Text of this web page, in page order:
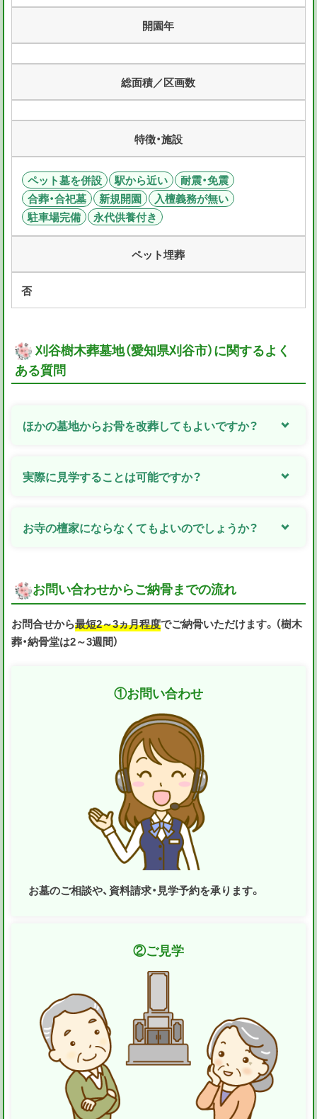
開園年
総面積／区画数
特徴・施設
ペット墓を併設 駅から近い
耐震・免震
合葬・合祀墓
新規開園
入檀義務が無い
駐車場完備
永代供養付き
ペット埋葬
否
刈谷樹木葬墓地（愛知県刈谷市）に関するよく
ある質問
ほかの墓地からお骨を改葬してもよいですか？
実際に見学することは可能ですか？
お寺の檀家にならなくてもよいのでしょうか？
お問い合わせからご納骨までの流れ
お問合せから最短2～3ヵ月程度でご納骨いただけます。（樹木
葬・納骨堂は2～3週間）
①お問い合わせ
お墓のご相談や、資料請求・見学予約を承ります。
②ご見学